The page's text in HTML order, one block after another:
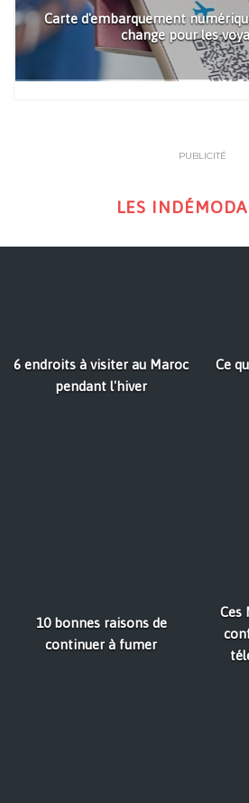
Carte d'embarquement
change pour les
PUBLICITÉ
LES
6 endroits à visiter au Maroc
pendant l'hiver
Ce
10 bonnes raisons de
continuer à fumer
Ces